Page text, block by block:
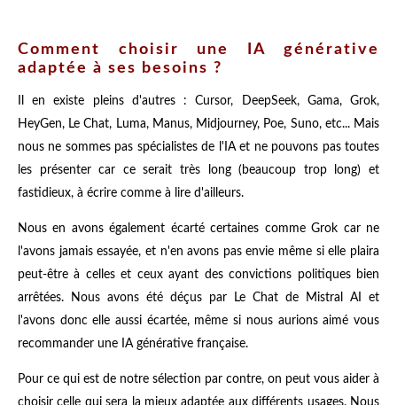
Comment choisir une IA générative
adaptée à ses besoins ?
Il en existe pleins d'autres : Cursor, DeepSeek, Gama, Grok,
HeyGen, Le Chat, Luma, Manus, Midjourney, Poe, Suno, etc... Mais
nous ne sommes pas spécialistes de l'IA et ne pouvons pas toutes
les présenter car ce serait très long (beaucoup trop long) et
fastidieux, à écrire comme à lire d'ailleurs.
Nous en avons également écarté certaines comme Grok car ne
l'avons jamais essayée, et n'en avons pas envie même si elle plaira
peut-être à celles et ceux ayant des convictions politiques bien
arrêtées. Nous avons été déçus par Le Chat de Mistral AI et
l'avons donc elle aussi écartée, même si nous aurions aimé vous
recommander une IA générative française.
Pour ce qui est de notre sélection par contre, on peut vous aider à
choisir celle qui sera la mieux adaptée aux différents usages. Nous